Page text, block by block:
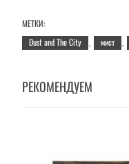
МЕТКИ:
Dust and The City
мист
РЕКОМЕНДУЕМ